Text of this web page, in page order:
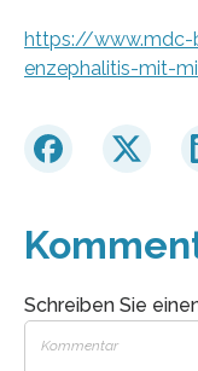
https://
enzephalitis-mit-
Schreiben Sie